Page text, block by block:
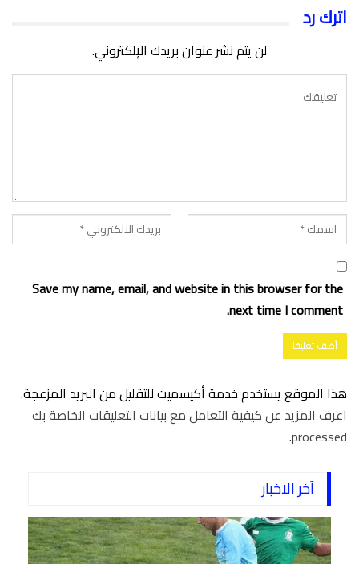
اترك رد
لن يتم نشر عنوان بريدك الإلكتروني.
Save my name, email, and website in this browser for the
next time I comment.
هذا الموقع يستخدم خدمة أكيسميت للتقليل من البريد المزعجة.
اعرف المزيد عن كيفية التعامل مع بيانات التعليقات الخاصة بك
processed
.
آخر الاخبار